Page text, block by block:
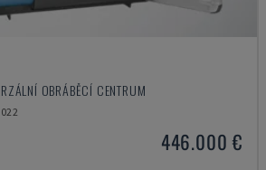
OBRÁBĚCÍ CENTRUM
446.000 €